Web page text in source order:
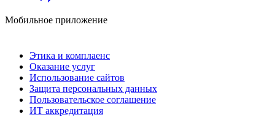
Мобильное приложение
Этика и комплаенс
Оказание услуг
Использование сайтов
Защита персональных данных
Пользовательское соглашение
ИТ аккредитация